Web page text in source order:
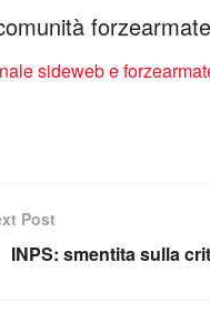
Post
INPS: smentita sulla